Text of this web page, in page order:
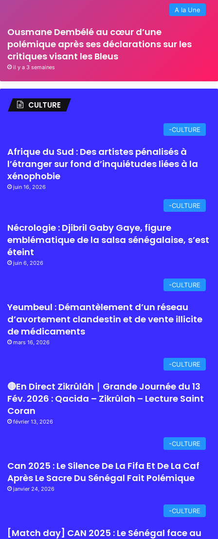
A la Une
Ousmane Dembélé au cœur d’une
polémique après ses déclarations sur les
critiques visant les Bleus
il y a 3 semaines
CULTURE
-CULTURE
Afrique du Sud : Des artistes pénalisés à
l’étranger sur fond d’inquiétudes liées à la
xénophobie
juin 16, 2026
-CULTURE
Nécrologie : Djibril Gaby Gaye, figure
emblématique de la salsa sénégalaise, s’est
éteint
juin 6, 2026
-CULTURE
Yeumbeul : Démantèlement d’un réseau
d’avortement clandestin et de vente illicite
de médicaments
mars 16, 2026
-CULTURE
🔴En Direct Zikrûlâh｜Grande Journée du 13
Fév. 2026 : Qacida – Zikrûlah – Lecture Saint
Coran
février 13, 2026
-CULTURE
Can 2025 : Le Silence De La Fifa Et De La Caf
Après Le Sacre Du Sénégal Fait Polémique
janvier 24, 2026
-CULTURE
[Match day] CAN 2025 : Le Sénégal face au